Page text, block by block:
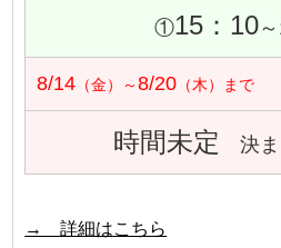
①15：10
8/14 （金）～8/20 （木）まで
時間未定 決ま
→ 詳細はこちら